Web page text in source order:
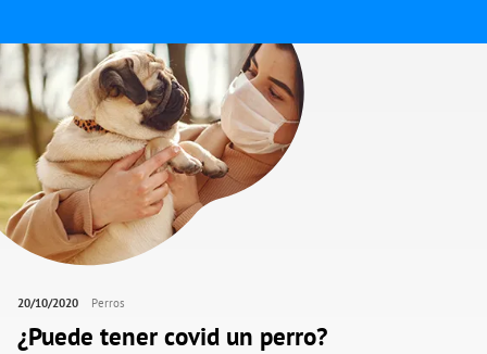
20/10/2020 Perros
¿Puede tener covid un perro?